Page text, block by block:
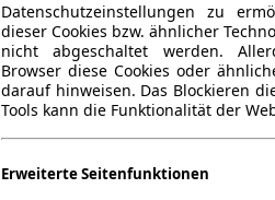
Datenschutzeinstellungen zu
dieser Cookies bzw. ähnlicher
nicht abgeschaltet werden.
Browser diese Cookies oder
darauf hinweisen. Das Blockieren
Tools kann die Funktionalität der
Erweiterte Seitenfunktionen